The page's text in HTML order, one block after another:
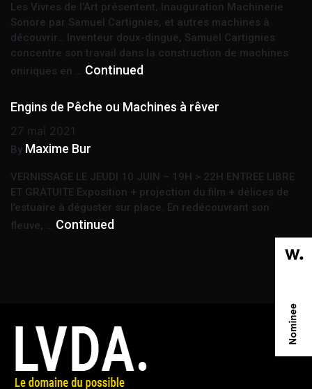
Les Vivres de l’Art présentent, Inauguration Machinerie
Sonore par Samuel Cartignies, et autres machines à
découvrir… Inventeur doux-dingue, Samuel Cartignies
concentre son travail dans la construction de machines
oniriques en … Continued
Engins de Pêche ou Machines à rêver
27 mai 2021
By Maxime Bur
VERNISSAGE LE JEUDI 10 JUIN – 19H > 22H ENTREE LIBRE
ET GRATUITE Exposition + projection du film + délices de
l’estuaire à déguster sur place. En redécouvrant son
fleuve, … Continued